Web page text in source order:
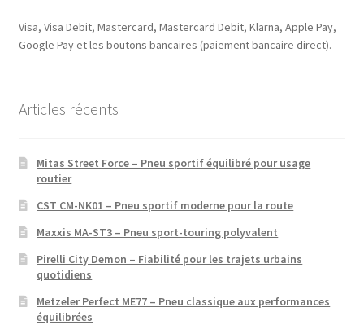
Visa, Visa Debit, Mastercard, Mastercard Debit, Klarna, Apple Pay,
Google Pay et les boutons bancaires (paiement bancaire direct).
Articles récents
Mitas Street Force – Pneu sportif équilibré pour usage
routier
CST CM-NK01 – Pneu sportif moderne pour la route
Maxxis MA-ST3 – Pneu sport-touring polyvalent
Pirelli City Demon – Fiabilité pour les trajets urbains
quotidiens
Metzeler Perfect ME77 – Pneu classique aux performances
équilibrées